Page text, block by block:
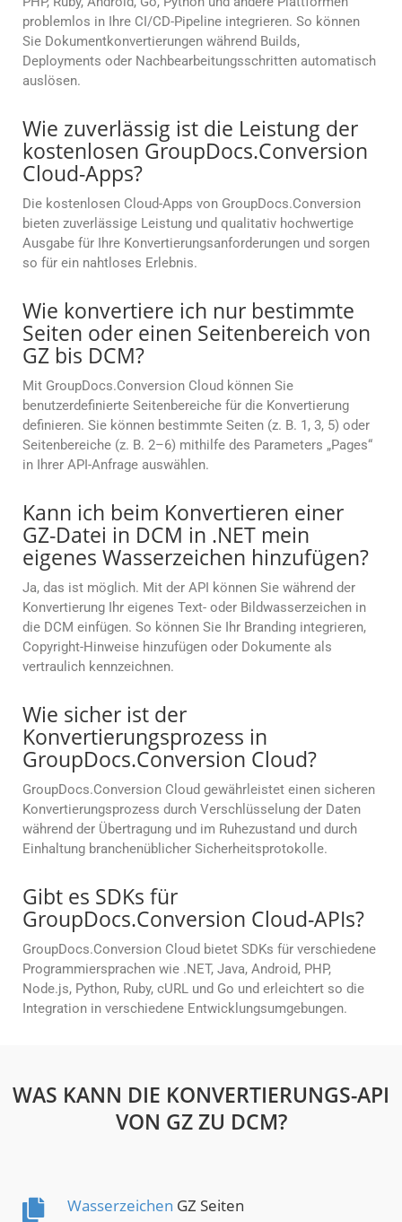
problemlos in Ihre CI/CD-Pipeline integrieren. So können
Sie Dokumentkonvertierungen während Builds,
Deployments oder Nachbearbeitungsschritten automatisch
auslösen.
Wie zuverlässig ist die Leistung der
kostenlosen GroupDocs.Conversion
Cloud-Apps?
Die kostenlosen Cloud-Apps von GroupDocs.Conversion
bieten zuverlässige Leistung und qualitativ hochwertige
Ausgabe für Ihre Konvertierungsanforderungen und sorgen
so für ein nahtloses Erlebnis.
Wie konvertiere ich nur bestimmte
Seiten oder einen Seitenbereich von
GZ bis DCM?
Mit GroupDocs.Conversion Cloud können Sie
benutzerdefinierte Seitenbereiche für die Konvertierung
definieren. Sie können bestimmte Seiten (z. B. 1, 3, 5) oder
Seitenbereiche (z. B. 2–6) mithilfe des Parameters „Pages“
in Ihrer API-Anfrage auswählen.
Kann ich beim Konvertieren einer
GZ-Datei in DCM in .NET mein
eigenes Wasserzeichen hinzufügen?
Ja, das ist möglich. Mit der API können Sie während der
Konvertierung Ihr eigenes Text- oder Bildwasserzeichen in
die DCM einfügen. So können Sie Ihr Branding integrieren,
Copyright-Hinweise hinzufügen oder Dokumente als
vertraulich kennzeichnen.
Wie sicher ist der
Konvertierungsprozess in
GroupDocs.Conversion Cloud?
GroupDocs.Conversion Cloud gewährleistet einen sicheren
Konvertierungsprozess durch Verschlüsselung der Daten
während der Übertragung und im Ruhezustand und durch
Einhaltung branchenüblicher Sicherheitsprotokolle.
Gibt es SDKs für
GroupDocs.Conversion Cloud-APIs?
GroupDocs.Conversion Cloud bietet SDKs für verschiedene
Programmiersprachen wie .NET, Java, Android, PHP,
Node.js, Python, Ruby, cURL und Go und erleichtert so die
Integration in verschiedene Entwicklungsumgebungen.
WAS KANN DIE KONVERTIERUNGS-API
VON GZ ZU DCM?
Wasserzeichen GZ Seiten